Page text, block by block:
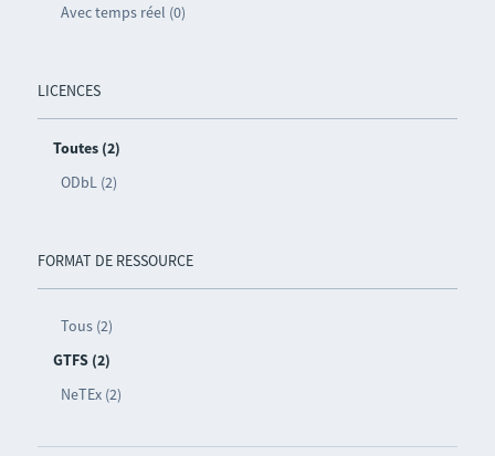
Avec temps réel (0)
LICENCES
Toutes (2)
ODbL (2)
FORMAT DE RESSOURCE
Tous (2)
GTFS (2)
NeTEx (2)